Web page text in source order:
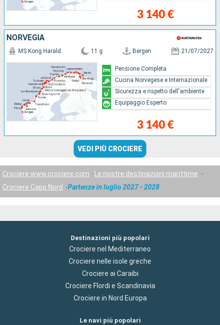
3 140 €
NORVEGIA
MS Kong Harald 11 g Bergen 21/07/2027
3 140 €
Pensione Completa
Cucina Norvegese e Internazionale
Sicurezza e rispetto dell'ambiente
Equipaggio Esperto
VEDI PIÙ CROCIERE
Crociere www.crociere.com
Le nostre destinazioni marittime
Crociere Capo Nord
Partenze in luglio 2027 - 2028
Destinazioni più popolari
Crociere nel Mediterraneo
Crociere nelle isole greche
Crociere ai Caraibi
Crociere Flordi e Scandinavia
Crociere in Nord Europa
Le navi più popolari